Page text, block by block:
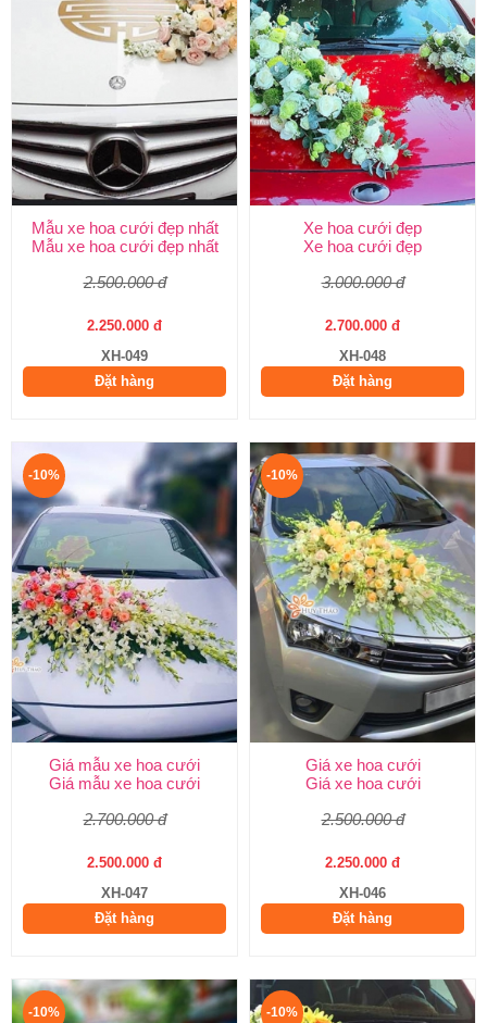
Mẫu xe hoa cưới đẹp nhất
Mẫu xe hoa cưới đẹp nhất
2.500.000 đ
2.250.000 đ
XH-049
Đặt hàng
Xe hoa cưới đẹp
Xe hoa cưới đẹp
3.000.000 đ
2.700.000 đ
XH-048
Đặt hàng
-10%
Giá mẫu xe hoa cưới
Giá mẫu xe hoa cưới
2.700.000 đ
2.500.000 đ
XH-047
Đặt hàng
-10%
Giá xe hoa cưới
Giá xe hoa cưới
2.500.000 đ
2.250.000 đ
XH-046
Đặt hàng
-10% -10%